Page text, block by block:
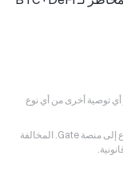
أي توصية أخرى من أي نوع
* لا يجوز إعادة إنتاج هذه المقالة أو نقلها أو نسخها دون الرجوع إلى منصة Gate. المخالفة